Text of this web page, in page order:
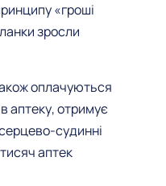
«гроші
зросли
оплачуються
аптеку, отримує
судинні
аптек